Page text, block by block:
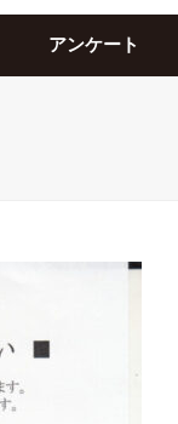
アンケート